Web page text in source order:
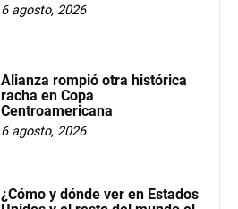
6 agosto, 2026
Alianza rompió otra histórica
racha en Copa
Centroamericana
6 agosto, 2026
¿Cómo y dónde ver en Estados